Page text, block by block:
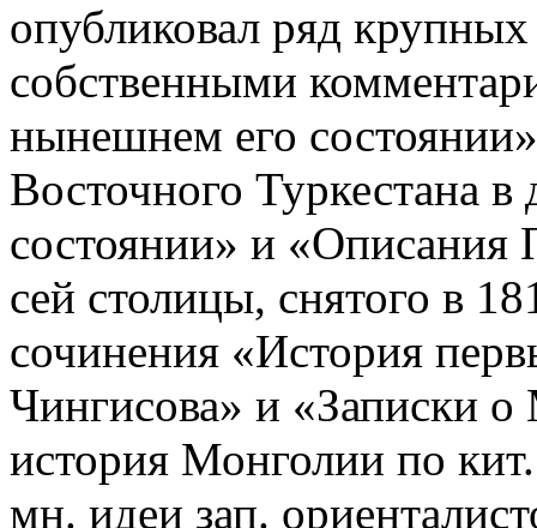
опубликовал ряд
собственными
нынешнем его
Восточного Туркестана
состоянии» и «Описания
сей столицы, снятого в
сочинения «История
Чингисова» и «Записки
история Монголии по
мн. идеи зап.